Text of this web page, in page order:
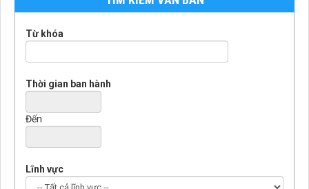
Từ khóa
Thời gian ban hành
Đến
Lĩnh vực